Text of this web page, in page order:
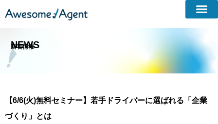
NEWS
新着情報​
【6/6(火)無料セミナー】若手ドライバーに選ばれる「企業
づくり」とは